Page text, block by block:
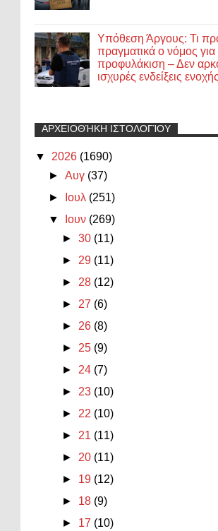
Υπόθεση Άργους: Τι
πραγματικά ο νόμος για
προφυλάκιση – Δεν
ισχυρές ενδείξεις ενοχής
ΑΡΧΕΙΟΘΉΚΗ ΙΣΤΟΛΟΓΊΟΥ
▼ 2026 (1690)
►Αυγ (37)
►
Ιουλ (251)
▼
Ιουν (269)
►30 (11)
► 29 (11)
► 28 (12)
► 27 (6)
► 26 (8)
► 25 (9)
► 24 (7)
► 23 (10)
► 22 (10)
► 21 (11)
► 20 (11)
► 19 (12)
► 18 (9)
► 17 (10)